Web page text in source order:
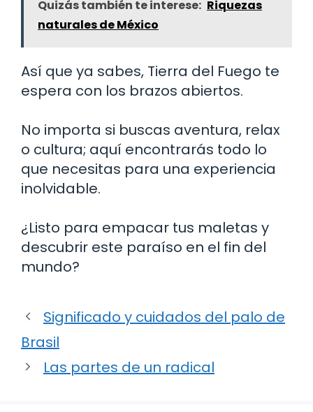
Quizás también te interese: Riquezas
naturales de México
Así que ya sabes, Tierra del Fuego te
espera con los brazos abiertos.
No importa si buscas aventura, relax
o cultura; aquí encontrarás todo lo
que necesitas para una experiencia
inolvidable.
¿Listo para empacar tus maletas y
descubrir este paraíso en el fin del
mundo?
Significado y cuidados del palo de
Brasil
Las partes de un radical